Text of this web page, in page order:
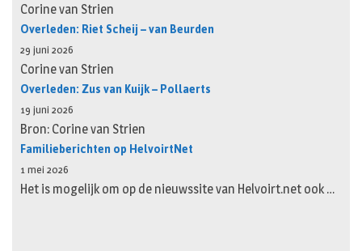
Corine van Strien
Overleden: Riet Scheij – van Beurden
29 juni 2026
Corine van Strien
Overleden: Zus van Kuijk – Pollaerts
19 juni 2026
Bron: Corine van Strien
Familieberichten op HelvoirtNet
1 mei 2026
Het is mogelijk om op de nieuwssite van Helvoirt.net ook …